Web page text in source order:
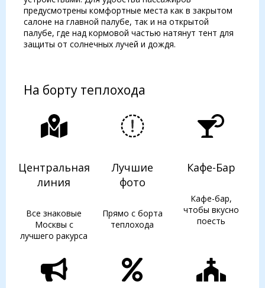
предусмотрены комфортные места как в закрытом
салоне на главной палубе, так и на открытой
палубе, где над кормовой частью натянут тент для
защиты от солнечных лучей и дождя.
На борту теплохода
Центральная
линия
Все знаковые
Москвы с
лучшего ракурса
Лучшие
фото
Прямо с борта
теплохода
Кафе-Бар
Кафе-бар,
чтобы вкусно
поесть